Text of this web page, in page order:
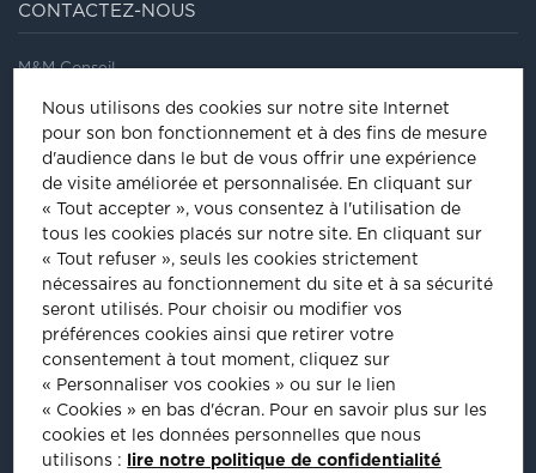
CONTACTEZ-NOUS
M&M Conseil
75007 Paris
:01 44 18 64 60
ÊTRE INVITÉ À NOS ÉVÈNEMENTS
Inscrivez-vous pour être informé de nos prochains évènements :
INSCRIPTION
PLUS D'INFORMATIONS
Nous utilisons des cookies sur notre site Internet
pour son bon fonctionnement et à des fins de mesure
d'audience dans le but de vous offrir une expérience
de visite améliorée et personnalisée. En cliquant sur
« Tout accepter », vous consentez à l'utilisation de
tous les cookies placés sur notre site. En cliquant sur
« Tout refuser », seuls les cookies strictement
nécessaires au fonctionnement du site et à sa sécurité
seront utilisés. Pour choisir ou modifier vos
préférences cookies ainsi que retirer votre
consentement à tout moment, cliquez sur
« Personnaliser vos cookies » ou sur le lien
« Cookies » en bas d'écran. Pour en savoir plus sur les
cookies et les données personnelles que nous
utilisons :
lire notre politique de confidentialité